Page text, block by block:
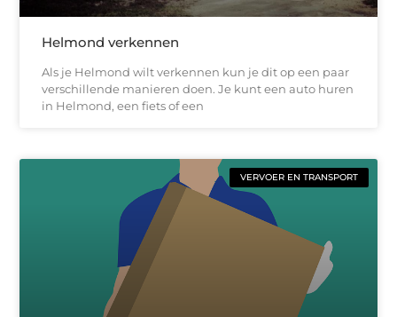
Helmond verkennen
Als je Helmond wilt verkennen kun je dit op een paar
verschillende manieren doen. Je kunt een auto huren
in Helmond, een fiets of een
VERVOER EN TRANSPORT